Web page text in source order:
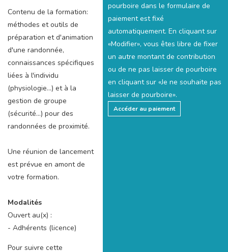
Contenu de la formation:
méthodes et outils de
préparation et d'animation
d'une randonnée,
connaissances spécifiques
liées à l'individu
(physiologie...) et à la
gestion de groupe
(sécurité...) pour des
randonnées de proximité.
Une réunion de lancement
est prévue en amont de
votre formation.
Modalités
Ouvert au(x) :
- Adhérents (licence)
Pour suivre cette
pourboire dans le formulaire de
paiement est fixé
automatiquement. En cliquant sur
«Modifier», vous êtes libre de fixer
un autre montant de contribution
ou de ne pas laisser de pourboire
en cliquant sur «Je ne souhaite pas
laisser de pourboire».
Accéder au paiement